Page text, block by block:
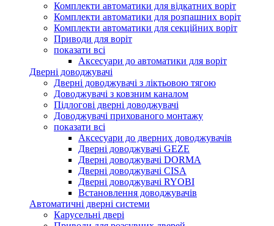
Комплекти автоматики для відкатних воріт
Комплекти автоматики для розпашних воріт
Комплекти автоматики для секційних воріт
Приводи для воріт
показати всі
Аксесуари до автоматики для воріт
Дверні доводжувачі
Дверні доводжувачі з ліктьовою тягою
Доводжувачі з ковзним каналом
Підлогові дверні доводжувачі
Доводжувачі прихованого монтажу
показати всі
Аксесуари до дверних доводжувачів
Дверні доводжувачі GEZE
Дверні доводжувачі DORMA
Дверні доводжувачі CISA
Дверні доводжувачі RYOBI
Встановлення доводжувачів
Автоматичні дверні системи
Карусельні двері